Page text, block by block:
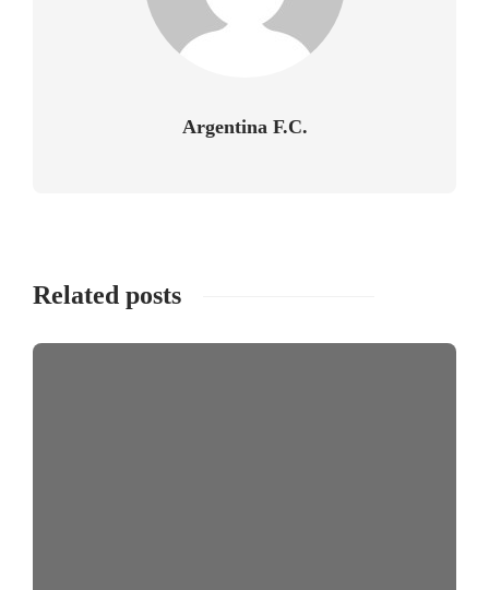
Argentina F.C.
Related posts